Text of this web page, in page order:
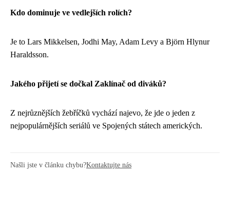
Kdo dominuje ve vedlejších rolích?
Je to Lars Mikkelsen, Jodhi May, Adam Levy a Björn Hlynur
Haraldsson.
Jakého přijetí se dočkal Zaklínač od diváků?
Z nejrůznějších žebříčků vychází najevo, že jde o jeden z
nejpopulárnějších seriálů ve Spojených státech amerických.
Našli jste v článku chybu?Kontaktujte nás